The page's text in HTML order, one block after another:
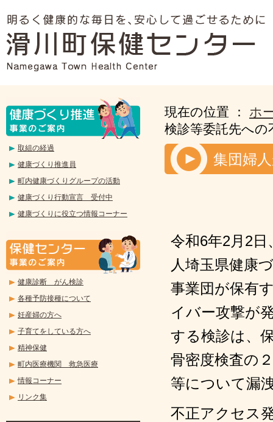
現在の位置 ：
ホ
検診等委託先へ
集団婦
令和6年2月2
人埼玉県健康
事業団が保有
イバー攻撃が
する検診は、
骨密度検査の
等について漏
不正アクセス
取組の経過
健康づくり推進員
町内健康づくりグループの活動
健康づくり行動宣言 受付中
健康づくりに役立つ情報コーナー
健康診断 がん検診
各種予防接種について
妊産婦の方へ
子育てをしている方へ
精神保健
町内医療機関 救急医療
情報コーナー
リンク集